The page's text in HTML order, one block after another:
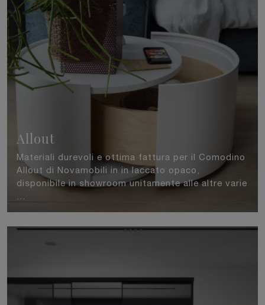
Allout
Materiali durevoli e ottima fattura per il Comodino
Allout di Novamobili in in laccato opaco,
disponibile in showroom unitamente alle altre varie
...